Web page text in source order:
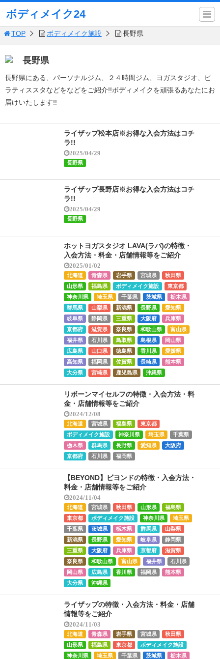
ボディメイク24
TOP ボディメイク施設 長野県
長野県
長野県にある、パーソナルジム、２４時間ジム、ヨガスタジオ、ピ
ラティススタなどをなどをご紹介!!ボディメイクを頑張るあなたにお
届けいたします!!
ライザップ松本店※お得な入会方法はコチ
ラ!!
2025/04/29
長野県
ライザップ長野店※お得な入会方法はコチ
ラ!!
2025/04/29
長野県
ホットヨガスタジオ LAVA(ラバ)の特徴・
入会方法・料金・店舗情報等をご紹介
2025/01/02
北海道 青森県 岩手県 宮城県
秋田県
山形県
福島県 ボディメイク施設
東京都
神奈川県
埼玉県 千葉県 茨城県
栃木県
群馬県
山梨県 新潟県 長野県
愛知県
岐阜県
静岡県 三重県 大阪府
兵庫県
京都府
滋賀県 奈良県 和歌山県
富山県
福井県
石川県 鳥取県 島根県
岡山県
広島県
山口県 徳島県 香川県
愛媛県
高知県
福岡県 佐賀県 長崎県
熊本県
大分県
宮崎県 鹿児島県 沖縄県
リボーンマイセルフの特徴・入会方法・料
金・店舗情報等をご紹介
2024/12/08
北海道 宮城県 福島県
東京都
ボディメイク施設
神奈川県 埼玉県
千葉県
栃木県
群馬県 長野県 愛知県
大阪府
京都府
石川県 福岡県
【BEYOND】ビヨンドの特徴・入会方法・
料金・店舗情報等をご紹介
2024/11/04
北海道 宮城県 秋田県 山形県
福島県
東京都
ボディメイク施設 神奈川県
埼玉県
千葉県
茨城県 栃木県 群馬県
山梨県
新潟県
長野県 愛知県 岐阜県
静岡県
三重県
大阪府 兵庫県 京都府
滋賀県
奈良県
和歌山県 富山県 福井県
石川県
岡山県
広島県 香川県 福岡県
熊本県
大分県
沖縄県
ライザップの特徴・入会方法・料金・店舗
情報等をご紹介
2024/11/03
北海道 青森県 岩手県 宮城県
秋田県
山形県
福島県 東京都
ボディメイク施設
神奈川県
埼玉県 千葉県 茨城県
栃木県